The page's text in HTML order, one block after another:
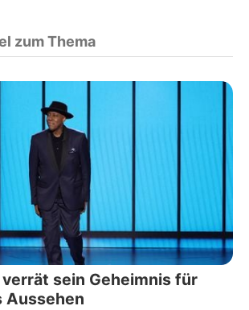
zum Thema
sein Geheimnis für
Aussehen